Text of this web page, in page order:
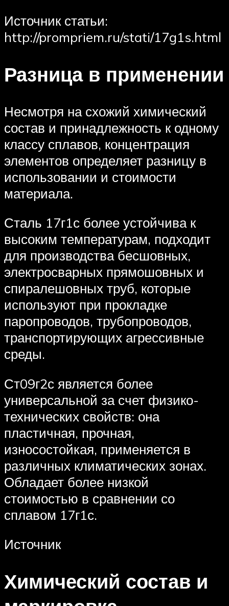
Источник статьи:
http://prompriem.ru/stati/17g1s.html
Разница в применении
Несмотря на схожий химический
состав и принадлежность к одному
классу сплавов, концентрация
элементов определяет разницу в
использовании и стоимости
материала.
Сталь 17г1с более устойчива к
высоким температурам, подходит
для производства бесшовных,
электросварных прямошовных и
спиралешовных труб, которые
используют при прокладке
паропроводов, трубопроводов,
транспортирующих агрессивные
среды.
Ст09г2с является более
универсальной за счет физико-
технических свойств: она
пластичная, прочная,
износостойкая, применяется в
различных климатических зонах.
Обладает более низкой
стоимостью в сравнении со
сплавом 17г1с.
Источник
Химический состав и